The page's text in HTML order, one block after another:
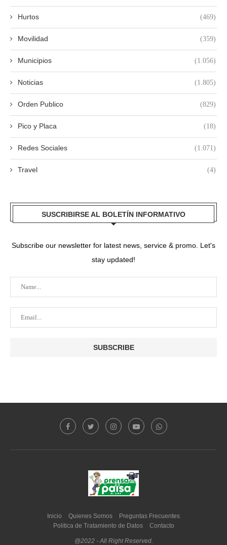
Hurtos (469)
Movilidad (359)
Municipios (1.056)
Noticias (1.805)
Orden Publico (829)
Pico y Placa (18)
Redes Sociales (1.071)
Travel (4)
SUSCRIBIRSE AL BOLETÍN INFORMATIVO
Subscribe our newsletter for latest news, service & promo. Let's
stay updated!
Inicio Quienes Somos
Preguntas Frecuentes
Politica de Tratamiento de Datos
Contacto
@2022 - All Right Reserved.